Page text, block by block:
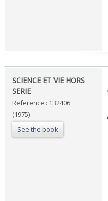
‎SCIENCE ET VIE HORS
SERIE ‎
Reference : 132406
(1975)
See the book